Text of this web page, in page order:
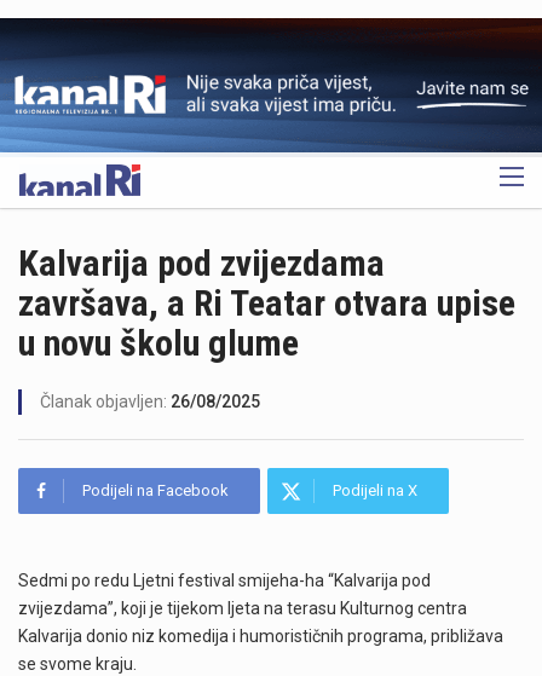
OGLAS
Kalvarija pod zvijezdama
završava, a Ri Teatar otvara upise
u novu školu glume
Članak objavljen: 26/08/2025
Podijeli na Facebook Podijeli na X
Sedmi po redu Ljetni festival smijeha-ha “Kalvarija pod
zvijezdama”, koji je tijekom ljeta na terasu Kulturnog centra
Kalvarija donio niz komedija i humorističnih programa, približava
se svome kraju.